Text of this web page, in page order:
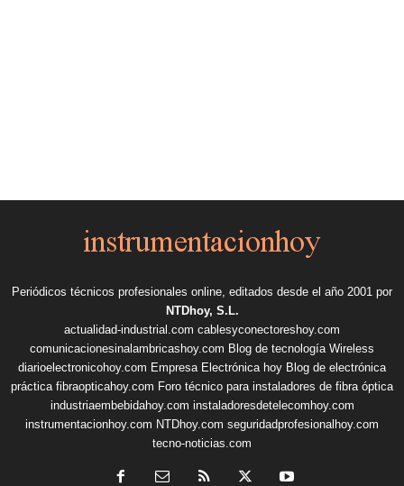
Periódicos técnicos profesionales online, editados desde el año 2001 por
NTDhoy, S.L.
actualidad-industrial.com cablesyconectoreshoy.com
comunicacionesinalambricashoy.com Blog de tecnología Wireless
diarioelectronicohoy.com Empresa Electrónica hoy Blog de electrónica
práctica fibraopticahoy.com Foro técnico para instaladores de fibra óptica
industriaembebidahoy.com instaladoresdetelecomhoy.com
instrumentacionhoy.com NTDhoy.com seguridadprofesionalhoy.com
tecno-noticias.com